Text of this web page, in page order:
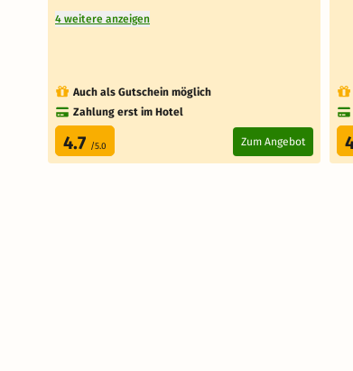
4 weitere anzeigen
Auch als Gutschein möglich
Zahlung erst im Hotel
4.7 /5.0 Zum Angebot